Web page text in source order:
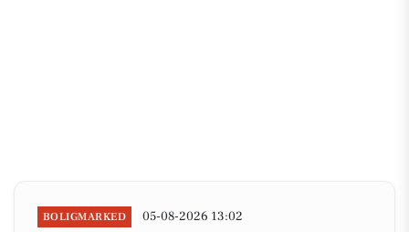
BOLIGMARKED 05-08-2026 13:02